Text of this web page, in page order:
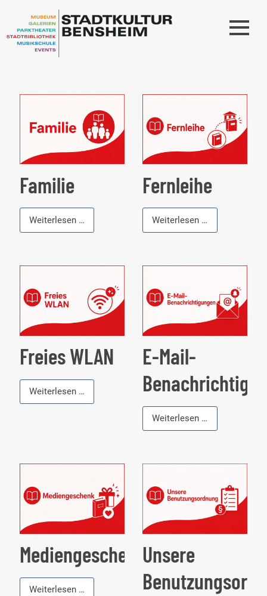
Familie
Weiterlesen …
Fernleihe
Weiterlesen …
Freies WLAN
Weiterlesen …Freies
WLAN
E-Mail-
Weiterlesen …
Mail-
Mediengeschenk
Weiterlesen …Mediengeschenk
Unsere